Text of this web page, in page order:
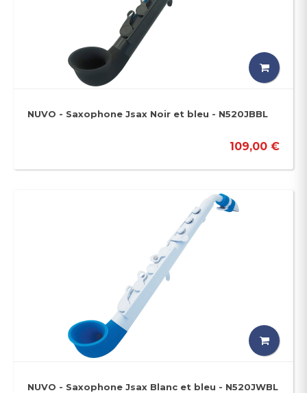
NUVO - Saxophone Jsax Noir et bleu - N520JBBL
109,00 €
NUVO - Saxophone Jsax Blanc et bleu - N520JWBL